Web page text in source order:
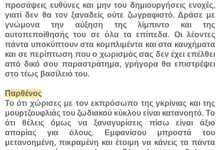
προσάψεις ευθύνες και μην του δημιουργήσεις ενοχές,
γιατί δεν θα τον ξαναδείς ούτε ζωγραφιστό. Δράσε με
γνώμονα την αύξηση της λίμπιντο και της
αυτοπεποίθησής του σε όλα τα επίπεδα. Οι λέοντες
πάντα υποκύπτουν στα κομπλιμέντα και στα καυχήματα
και σε περίπτωση που ο χωρισμός σας δεν έχει επέλθει
από δικό σου παραστράτημα, γρήγορα θα επιστρέψει
στο τέως βασίλειό του.
Παρθένος
Το ότι χώρισες με τον εκπρόσωπο της γκρίνιας και της
μουρτζουφλιάς του ζωδιακού κύκλου είναι κατανοητό. Το
ότι θέλεις όμως να ξαναγυρίσεις πίσω είναι άξιο
απορίας για όλους. Εμφανίσου μπροστά του
μετανοημένη, πικραμένη και έτοιμη να κάνεις τα πάντα